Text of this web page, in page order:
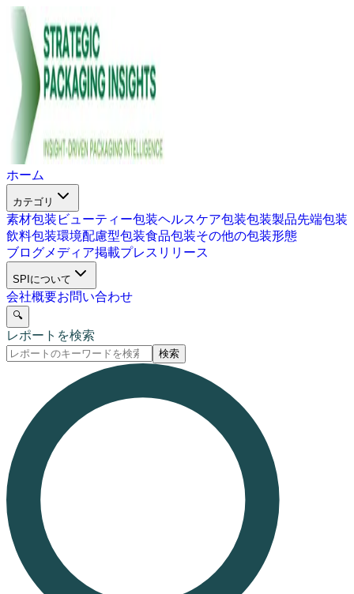
ホーム
カテゴリ
素材包装 ビューティー包装ヘルスケア包装包装製品先端包装
飲料包装環境配慮型包装食品包装その他の包装形態
ブログメディア掲載プレスリリース
SPIについて
会社概要お問い合わせ
🔍
レポートを検索
検索